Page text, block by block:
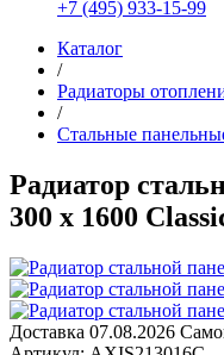
+7 (495) 933-15-99
Каталог
/
Радиаторы
/
Стальные
Радиатор
300 x 1600
Доставка 07.08.2026